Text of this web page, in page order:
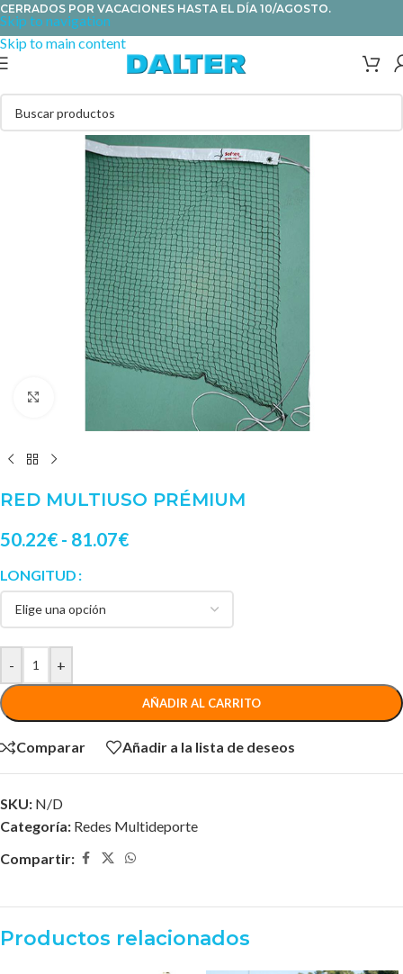
Skip to navigation
Skip to main content
CERRADOS POR VACACIONES HASTA EL DÍA 10/AGOSTO.
RED MULTIUSO PRÉMIUM
50.22€ - 81.07€
LONGITUD
- +
AÑADIR AL CARRITO
Comparar Añadir a la lista de deseos
SKU: N/D
Categoría: Redes Multideporte
Compartir:
Productos relacionados